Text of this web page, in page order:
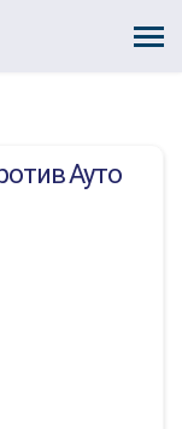
Ауто